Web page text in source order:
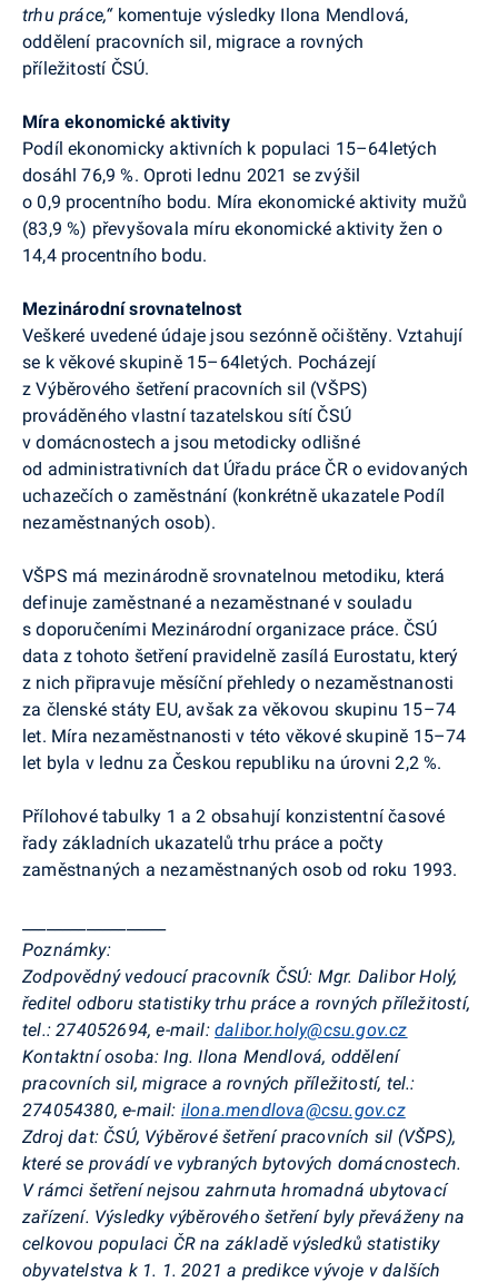
trhu práce,“ komentuje výsledky Ilona Mendlová,
oddělení pracovních sil, migrace a rovných
příležitostí ČSÚ.
Míra ekonomické aktivity
Podíl ekonomicky aktivních k populaci 15–64letých
dosáhl 76,9 %. Oproti lednu 2021 se zvýšil
o 0,9 procentního bodu. Míra ekonomické aktivity mužů
(83,9 %) převyšovala míru ekonomické aktivity žen o
14,4 procentního bodu.
Mezinárodní srovnatelnost
Veškeré uvedené údaje jsou sezónně očištěny. Vztahují
se k věkové skupině 15–64letých. Pocházejí
z Výběrového šetření pracovních sil (VŠPS)
prováděného vlastní tazatelskou sítí ČSÚ
v domácnostech a jsou metodicky odlišné
od administrativních dat Úřadu práce ČR o evidovaných
uchazečích o zaměstnání (konkrétně ukazatele Podíl
nezaměstnaných osob).
VŠPS má mezinárodně srovnatelnou metodiku, která
definuje zaměstnané a nezaměstnané v souladu
s doporučeními Mezinárodní organizace práce. ČSÚ
data z tohoto šetření pravidelně zasílá Eurostatu, který
z nich připravuje měsíční přehledy o nezaměstnanosti
za členské státy EU, avšakza věkovou skupinu 15–74
let. Míra nezaměstnanosti v této věkové skupině 15–74
let byla v lednu za Českou republiku na úrovni 2,2 %.
Přílohové tabulky 1 a 2 obsahují konzistentní časové
řady základních ukazatelů trhu práce a počty
zaměstnaných a nezaměstnaných osob od roku 1993.
Poznámky:
Zodpovědný vedoucí pracovník ČSÚ: Mgr. Dalibor Holý,
ředitel odboru statistiky trhu práce a rovných příležitostí,
tel.: 274052694, e-mail: dalibor.holy@csu.gov.cz
Kontaktní osoba: Ing. Ilona Mendlová, oddělení
pracovních sil, migrace a rovných příležitostí, tel.:
274054380, e-mail: ilona.mendlova@csu.gov.cz
Zdroj dat: ČSÚ, Výběrové šetření pracovních sil (VŠPS),
které se provádí ve vybraných bytových domácnostech.
V rámci šetření nejsou zahrnuta hromadná ubytovací
zařízení. Výsledky výběrového šetření byly převáženy na
celkovou populaci ČR na základě výsledků statistiky
obyvatelstva k 1. 1. 2021 a predikce vývoje v dalších